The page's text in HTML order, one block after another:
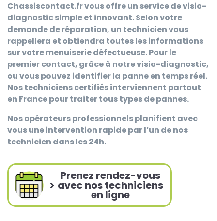
Chassiscontact.frvous offre un service de visio-
diagnostic simple et innovant. Selon votre
demande de réparation, un technicien vous
rappellera et obtiendra toutes les informations
sur votre menuiserie défectueuse. Pour le
premier contact, grâce à notre visio-diagnostic,
ou vous pouvez identifier la panne en temps réel.
Nos techniciens certifiés interviennent partout
en France pour traiter tous types de pannes.
Nos opérateurs professionnels planifient avec
vous une intervention rapide par l’un de nos
technicien dans les 24h.
>
Prenez rendez-vous
avec nos techniciens
en ligne